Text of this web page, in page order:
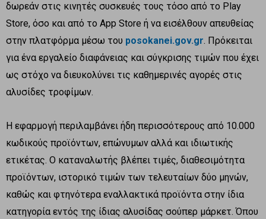
δωρεάν στις κινητές συσκευές τους τόσο από το Play
Store, όσο και από το App Store ή να εισέλθουν απευθείας
στην πλατφόρμα μέσω του posokanei.gov.gr. Πρόκειται
για ένα εργαλείο διαφάνειας και σύγκρισης τιμών που έχει
ως στόχο να διευκολύνει τις καθημερινές αγορές στις
αλυσίδες τροφίμων.
Η εφαρμογή περιλαμβάνει ήδη περισσότερους από 10.000
κωδικούς προϊόντων, επώνυμων αλλά και ιδιωτικής
ετικέτας. Ο καταναλωτής βλέπει τιμές, διαθεσιμότητα
προϊόντων, ιστορικό τιμών των τελευταίων δύο μηνών,
καθώς και φτηνότερα εναλλακτικά προϊόντα στην ίδια
κατηγορία εντός της ίδιας αλυσίδας σούπερ μάρκετ. Όπου